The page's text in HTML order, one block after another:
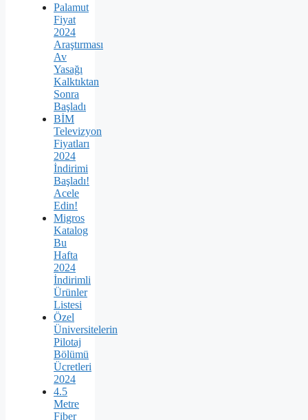
Palamut
Fiyat
2024
Araştırması
Av
Yasağı
Kalktıktan
Sonra
Başladı
BİM
Televizyon
Fiyatları
2024
İndirimi
Başladı!
Acele
Edin!
Migros
Katalog
Bu
Hafta
2024
İndirimli
Ürünler
Listesi
Özel
Üniversitelerin
Pilotaj
Bölümü
Ücretleri
2024
4.5
Metre
Fiber